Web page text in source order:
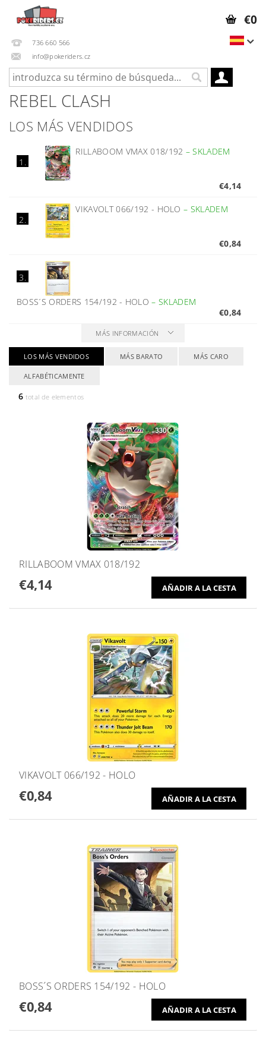
736 660 566
info@pokeriders.cz
€0
REBEL CLASH
LOS MÁS VENDIDOS
1.
RILLABOOM VMAX 018/192 –SKLADEM
€4,14
2.
VIKAVOLT 066/192 - HOLO– SKLADEM
€0,84
3.
BOSS´S ORDERS 154/192 - HOLO–SKLADEM
€0,84
MÁS INFORMACIÓN
LOS MÁS VENDIDOS MÁS BARATO MÁS CARO
ALFABÉTICAMENTE
6 total de elementos
RILLABOOM VMAX 018/192
€4,14
VIKAVOLT 066/192 - HOLO
€0,84
BOSS´S ORDERS 154/192 - HOLO
€0,84